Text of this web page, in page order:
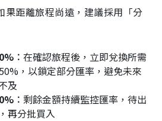
果距離旅程尚遠，建議採用「分
在確認旅程後，立即兌換所需
，以鎖定部分匯率，避免未來
及
剩餘金額持續監控匯率，待出
再分批買入